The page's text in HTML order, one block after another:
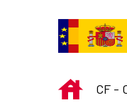
INICIO
CF -